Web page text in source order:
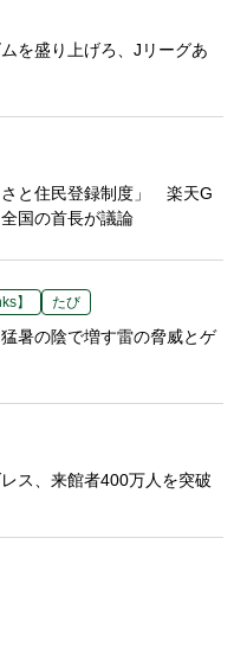
を盛り上げろ、Jリーグあ
と住民登録制度」 楽天G
国の首長が議論
】 たび
暑の陰で増す雷の脅威とゲ
ス、来館者400万人を突破